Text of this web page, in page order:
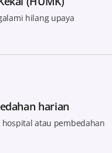
hilang upaya
harian
atau pembedahan